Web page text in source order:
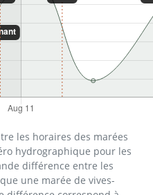
les horaires des marées
hydrographique pour les
différence entre les
une marée de vives-